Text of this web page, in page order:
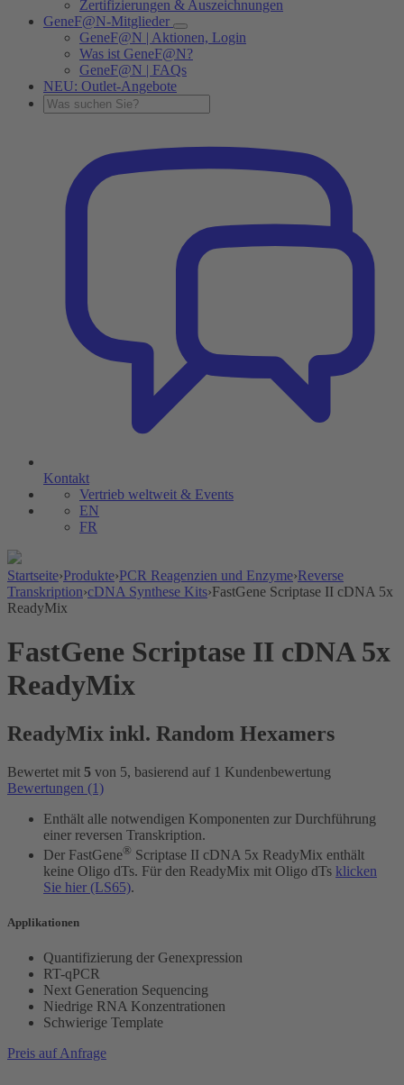
Zertifizierungen & Auszeichnungen
GeneF@N-Mitglieder
GeneF@N | Aktionen, Login
Was ist GeneF@N?
GeneF@N | FAQs
NEU: Outlet-Angebote
Kontakt
Vertrieb weltweit & Events
EN
FR
Startseite›Produkte›PCR Reagenzien und Enzyme›Reverse
Transkription›cDNA Synthese Kits›FastGene Scriptase II cDNA 5x
ReadyMix
FastGene Scriptase II cDNA 5x
ReadyMix
ReadyMix inkl. Random Hexamers
Bewertet mit 5 von 5, basierend auf 1 Kundenbewertung
Bewertungen (1)
Enthält alle notwendigen Komponenten zur Durchführung
einer reversen Transkription.
Der FastGene® Scriptase II cDNA 5x ReadyMix enthält
keine Oligo dTs. Für den ReadyMix mit Oligo dTs klicken
Sie hier (LS65).
Applikationen
Quantifizierung der Genexpression
RT-qPCR
Next Generation Sequencing
Niedrige RNA Konzentrationen
Schwierige Template
Preis auf Anfrage